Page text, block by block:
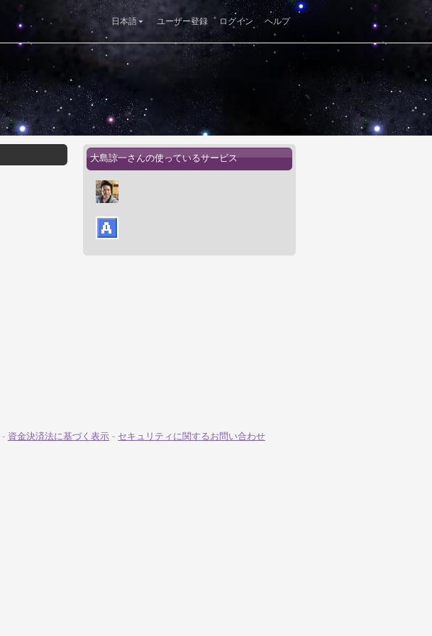
日本語 ユーザー登録 ログイン ヘルプ
大島諒一さんの使っているサービス
- 資金決済法に基づく表示 - セキュリティに関するお問い合わせ